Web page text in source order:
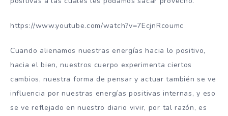
https://www.youtube.com/watch?v=7EcjnRcoumc
Cuando alienamos nuestras energías hacia lo positivo,
hacia el bien, nuestros cuerpo experimenta ciertos
cambios, nuestra forma de pensar y actuar también se ve
influencia por nuestras energías positivas internas, y eso
se ve reflejado en nuestro diario vivir, por tal razón, es